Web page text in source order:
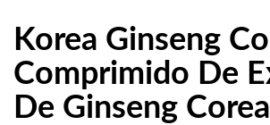
Korea Ginseng
Comprimido De
De Ginseng